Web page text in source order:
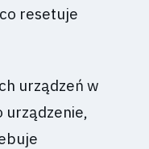
resetuje
urządzeń w
urządzenie,